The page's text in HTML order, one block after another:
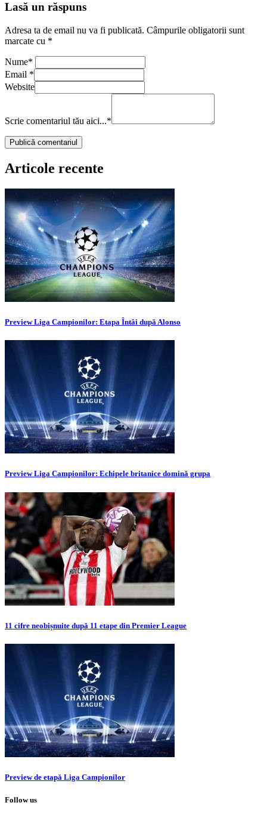
Lasă un răspuns
Adresa ta de email nu va fi publicată. Câmpurile obligatorii sunt
marcate cu *
Nume*
Email *
Website
Scrie comentariul tău aici...*
Articole recente
Preview Liga Campionilor: Etapa Întâi după Alonso
Preview Liga Campionilor: Echipele britanice domină grupa
11 cifre neobișnuite după 11 etape din Premier League
Preview de etapă Liga Campionilor
Follow us